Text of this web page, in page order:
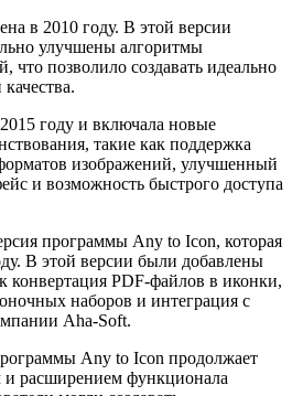
в 2010 году. В этой версии
улучшены алгоритмы
что позволило создавать идеально
году и включала новые
такие как поддержка
изображений, улучшенный
и возможность быстрого доступа
программы Any to Icon, которая
В этой версии были добавлены
конвертация PDF-файлов в иконки,
наборов и интеграция с
Aha-Soft.
Any to Icon продолжает
и расширением функционала